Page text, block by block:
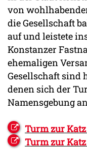
von
die Gesellschaft
auf und leistete
Konstanzer
ehemaligen
Gesellschaft sind
denen sich der
Namensgebung
Turm zur
Turm zur